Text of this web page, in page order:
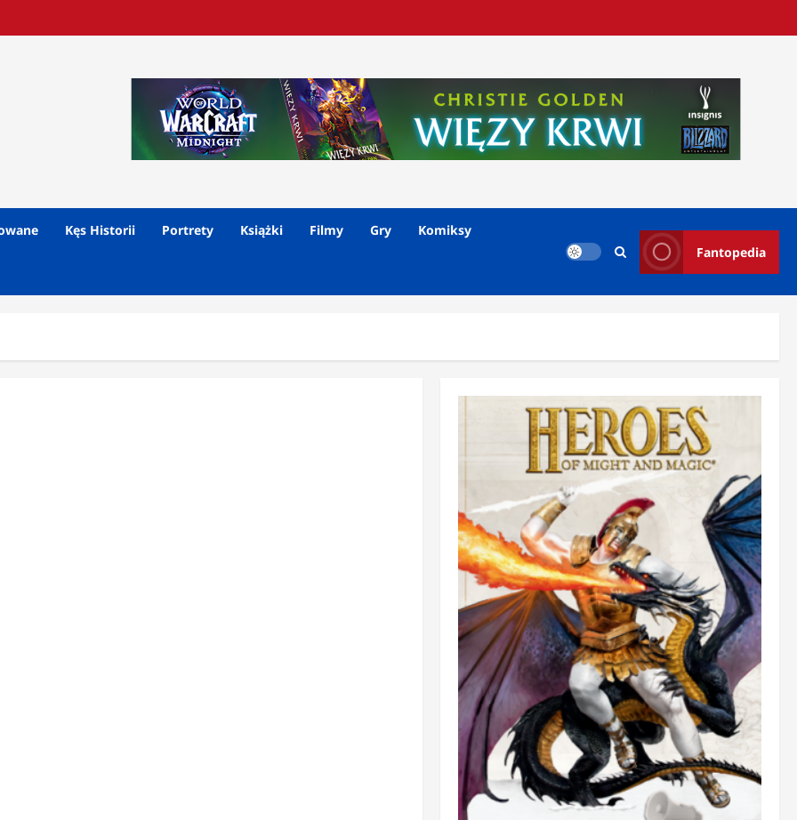
Kęs Historii Portrety Książki Filmy Gry Komiksy
Fantopedia